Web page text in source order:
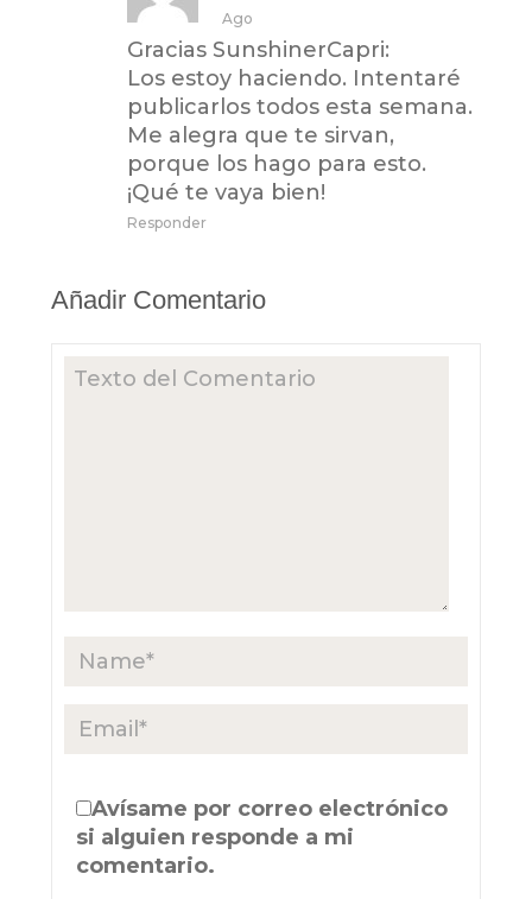
Ago
Gracias SunshinerCapri:
Los estoy haciendo. Intentaré
publicarlos todos esta semana.
Me alegra que te sirvan,
porque los hago para esto.
¡Qué te vaya bien!
Responder
Añadir Comentario
Avísame por correo electrónico
si alguien responde a mi
comentario.